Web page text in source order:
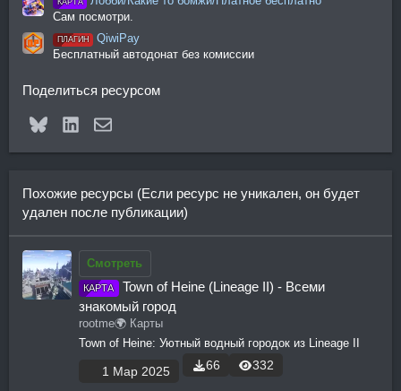
Сам посмотри.
ПЛАГИН
QiwiPay
Бесплатный автодонат без комиссии
Поделиться ресурсом
BlueskyLinkedInЭлектронная почта
Похожие ресурсы (Если ресурс не уникален, он будет
удален после публикации)
Смотреть
КАРТА
Town of Heine (Lineage II) - Всеми
знакомый город
rootme🌍 Карты
Town of Heine: Уютный водный городок из Lineage II
1 Мар 2025 66 332